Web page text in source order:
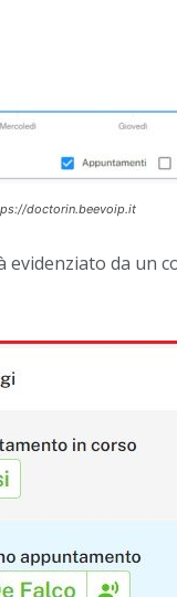
doctorin.beevoip.it
evidenziato da un